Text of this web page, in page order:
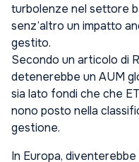
turbolenze nel settore
senz’altro un impatto
gestito.
Secondo un articolo di
detenerebbe un AUM
sia lato fondi che che
nono posto nella
gestione.
In Europa,